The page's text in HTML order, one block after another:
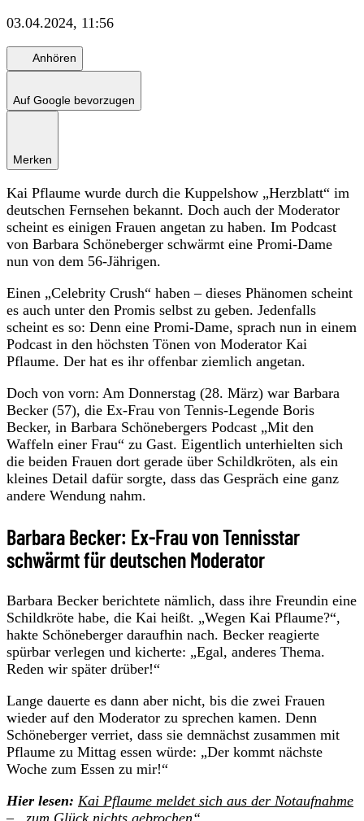
03.04.2024, 11:56
Anhören
Auf Google bevorzugen
Merken
Kai Pflaume wurde durch die Kuppelshow „Herzblatt“ im
deutschen Fernsehen bekannt. Doch auch der Moderator
scheint es einigen Frauen angetan zu haben. Im Podcast
von Barbara Schöneberger schwärmt eine Promi-Dame
nun von dem 56-Jährigen.
Einen „Celebrity Crush“ haben – dieses Phänomen scheint
es auch unter den Promis selbst zu geben. Jedenfalls
scheint es so: Denn eine Promi-Dame, sprach nun in einem
Podcast in den höchsten Tönen von Moderator Kai
Pflaume. Der hat es ihr offenbar ziemlich angetan.
Doch von vorn: Am Donnerstag (28. März) war Barbara
Becker (57), die Ex-Frau von Tennis-Legende Boris
Becker, in Barbara Schönebergers Podcast „Mit den
Waffeln einer Frau“ zu Gast. Eigentlich unterhielten sich
die beiden Frauen dort gerade über Schildkröten, als ein
kleines Detail dafür sorgte, dass das Gespräch eine ganz
andere Wendung nahm.
Barbara Becker: Ex-Frau von Tennisstar
schwärmt für deutschen Moderator
Barbara Becker berichtete nämlich, dass ihre Freundin eine
Schildkröte habe, die Kai heißt. „Wegen Kai Pflaume?“,
hakte Schöneberger daraufhin nach. Becker reagierte
spürbar verlegen und kicherte: „Egal, anderes Thema.
Reden wir später drüber!“
Lange dauerte es dann aber nicht, bis die zwei Frauen
wieder auf den Moderator zu sprechen kamen. Denn
Schöneberger verriet, dass sie demnächst zusammen mit
Pflaume zu Mittag essen würde: „Der kommt nächste
Woche zum Essen zu mir!“
Hier lesen: Kai Pflaume meldet sich aus der Notaufnahme
– „zum Glück nichts gebrochen“